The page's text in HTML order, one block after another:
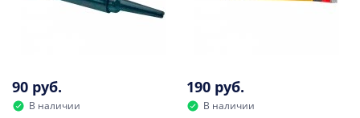
90 руб.
В наличии
190 руб.
В наличии